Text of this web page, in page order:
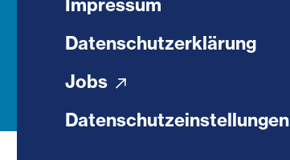
Impressum
Datenschutzerklärung
Jobs
Datenschutzeinstellungen